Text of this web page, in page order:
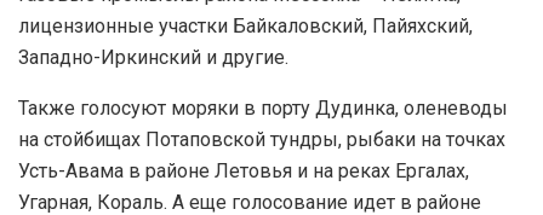
лицензионные участки Байкаловский, Пайяхский,
Западно-Иркинский и другие.
Также голосуют моряки в порту Дудинка, оленеводы
на стойбищах Потаповской тундры, рыбаки на точках
Усть-Авама в районе Летовья и на реках Ергалах,
Угарная, Кораль. А еще голосование идет в районе